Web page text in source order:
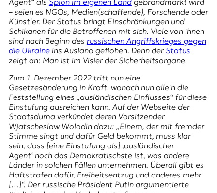
D
E
K
O
D
E
R
W
s
s
Agent“ als Spion im eigenen Landgebrandmarkt wird
– seien es NGOs, Medien(schaffende), Forschende oder
Künstler. Der Status bringt Einschränkungen und
Schikanen für die Betroffenen mit sich. Viele von ihnen
sind nach Beginn des russischen Angriffskrieges gegen
die Ukraineins Ausland geflohen. Denn der Status
zeigt an: Man ist im Visier der Sicherheitsorgane.
Zum 1. Dezember 2022 tritt nun eine
Gesetzesänderung in Kraft, wonach nun allein die
Feststellung eines „ausländischen Einflusses“ für diese
Einstufung ausreichen kann. Auf der Webseite der
Staatsduma verkündet deren Vorsitzender
Wjatscheslaw Wolodin dazu: „Einem, der mit fremder
Stimme singt und dafür Geld bekommt, muss klar
sein, dass [eine Einstufung als] ‚ausländischer
Agent‘ noch das Demokratischste ist, was andere
Länder in solchen Fällen unternehmen. Überall gibt es
Haftstrafen dafür, Freiheitsentzug und anderes mehr
[…]“. Der russische Präsident Putin argumentierte